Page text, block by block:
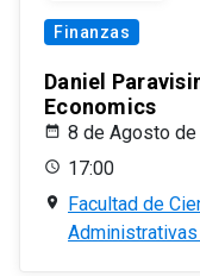
Finanzas
Daniel
Economics
8 de Agosto
17:00
Facultad de
Administrativas